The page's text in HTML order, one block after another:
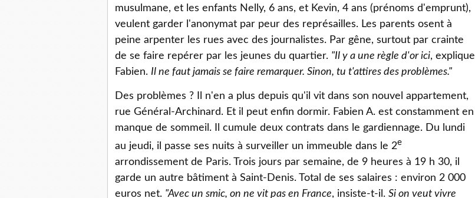
musulmane, et les enfants Nelly, 6 ans, et Kevin, 4 ans (prénoms d'emprunt),
veulent garder l'anonymat par peur des représailles. Les parents osent à
peine arpenter les rues avec des journalistes. Par gêne, surtout par crainte
de se faire repérer par les jeunes du quartier. "Il y a une règle d'or ici, explique
Fabien. Il ne faut jamais se faire remarquer. Sinon, tu t'attires des problèmes."
Des problèmes ? Il n'en a plus depuis qu'il vit dans son nouvel appartement,
rue Général-Archinard. Et il peut enfin dormir. Fabien A. est constamment en
manque de sommeil. Il cumule deux contrats dans le gardiennage. Du lundi
au jeudi, il passe ses nuits à surveiller un immeuble dans le 2e
arrondissement de Paris. Trois jours par semaine, de 9 heures à 19 h 30, il
garde un autre bâtiment à Saint-Denis. Total de ses salaires : environ 2 000
euros net. "Avec un smic, on ne vit pas en France, insiste-t-il. Si on veut vivre